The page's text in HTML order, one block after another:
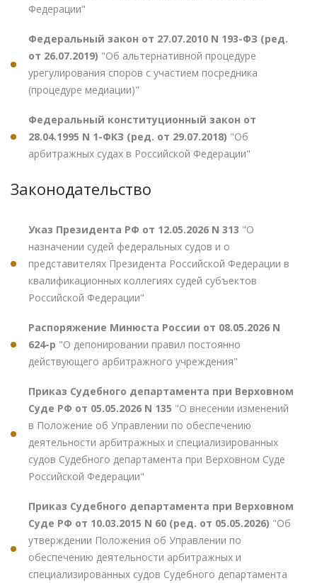
Федерации"
Федеральный закон от 27.07.2010 N 193-ФЗ (ред.
от 26.07.2019) "Об альтернативной процедуре
урегулирования споров с участием посредника
(процедуре медиации)"
Федеральный конституционный закон от
28.04.1995 N 1-ФКЗ (ред. от 29.07.2018) "Об
арбитражных судах в Российской Федерации"
Законодательство
Указ Президента РФ от 12.05.2026 N 313 "О
назначении судей федеральных судов и о
представителях Президента Российской Федерации в
квалификационных коллегиях судей субъектов
Российской Федерации"
Распоряжение Минюста России от 08.05.2026 N
624-р "О депонировании правил постоянно
действующего арбитражного учреждения"
Приказ Судебного департамента при Верховном
Суде РФ от 05.05.2026 N 135 "О внесении изменений
в Положение об Управлении по обеспечению
деятельности арбитражных и специализированных
судов Судебного департамента при Верховном Суде
Российской Федерации"
Приказ Судебного департамента при Верховном
Суде РФ от 10.03.2015 N 60 (ред. от 05.05.2026) "Об
утверждении Положения об Управлении по
обеспечению деятельности арбитражных и
специализированных судов Судебного департамента